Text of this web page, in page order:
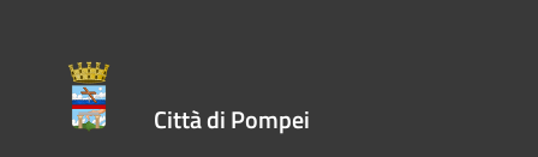
Città di Pompei